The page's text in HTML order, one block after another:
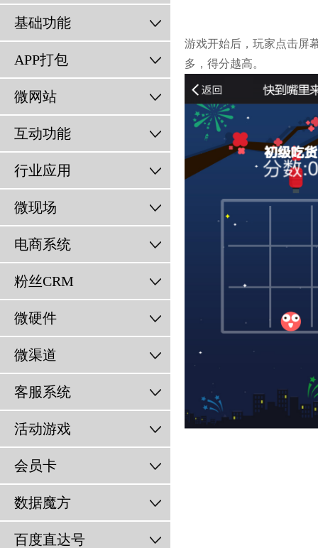
基础功能
APP打包
微网站
互动功能
行业应用
微现场
电商系统
粉丝CRM
微硬件
微渠道
客服系统
活动游戏
会员卡
数据魔方
百度直达号
游戏开始后，玩家点击屏
多，得分越高。